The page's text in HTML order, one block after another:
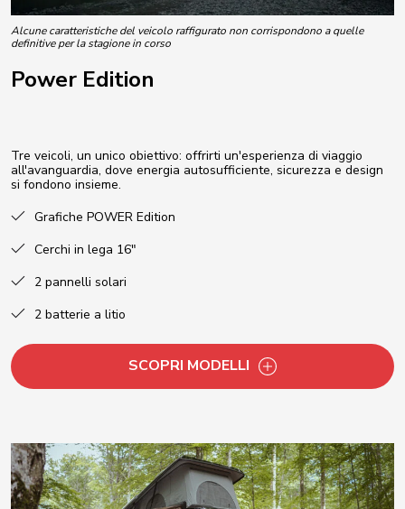
Alcune caratteristiche del veicolo raffigurato non corrispondono a quelle
definitive per la stagione in corso
Power Edition
Tre veicoli, un unico obiettivo: offrirti un'esperienza di viaggio
all'avanguardia, dove energia autosufficiente, sicurezza e design
si fondono insieme.
Grafiche POWER Edition
Cerchi in lega 16"
2 pannelli solari
2 batterie a litio
SCOPRI MODELLI